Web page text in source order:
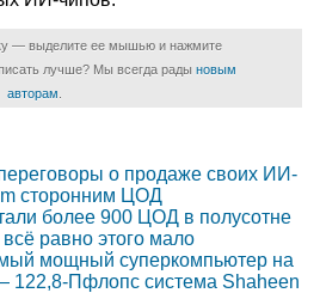
— выделите ее мышью и нажмите
лучше? Мы всегда рады новым
авторам
о продаже своих ИИ-
сторонним ЦОД
более 900 ЦОД в полусотне
равно этого мало
мощный суперкомпьютер на
122,8-Пфлопс система Shaheen